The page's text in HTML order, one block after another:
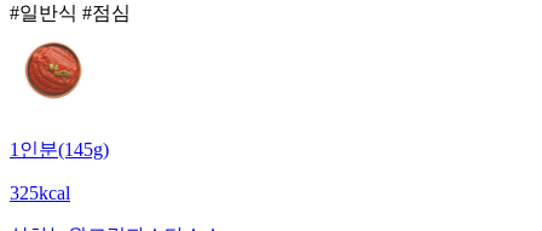
#일반식 #점심
1인분(145g)
325kcal